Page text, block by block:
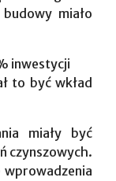
miało
inwestycji
to być wkład
miały być
czynszowych.
wprowadzenia